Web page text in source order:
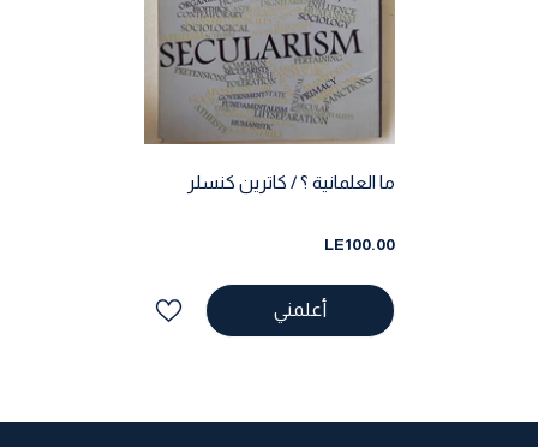
ما العلمانية ؟ / كاترين كنسلر
LE100.00
أعلمني